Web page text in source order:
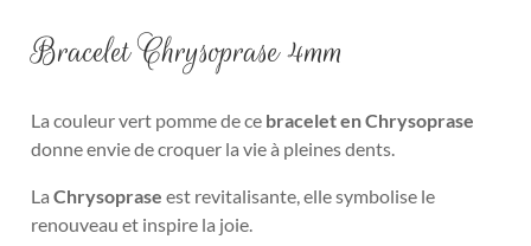
Bracelet Chrysoprase 4mm
La couleur vert pomme de ce bracelet en Chrysoprase
donne envie de croquer la vie à pleines dents.
LaChrysoprase est revitalisante, elle symbolise le
renouveau et inspire la joie.